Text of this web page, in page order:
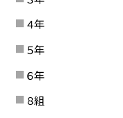
４年
５年
６年
８組